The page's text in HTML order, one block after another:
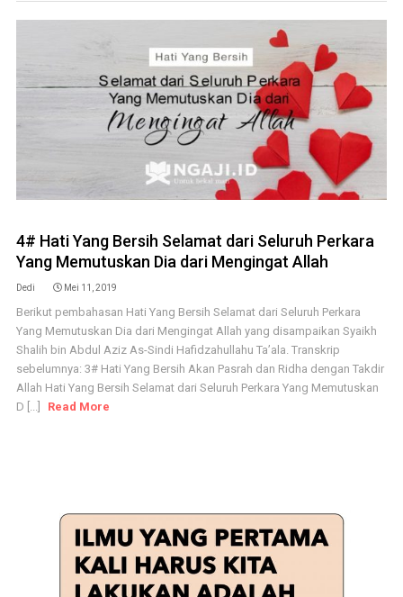
4# Hati Yang Bersih Selamat dari Seluruh Perkara
Yang Memutuskan Dia dari Mengingat Allah
Dedi Mei 11, 2019
Berikut pembahasan Hati Yang Bersih Selamat dari Seluruh Perkara
Yang Memutuskan Dia dari Mengingat Allah yang disampaikan Syaikh
Shalih bin Abdul Aziz As-Sindi Hafidzahullahu Ta’ala. Transkrip
sebelumnya: 3# Hati Yang Bersih Akan Pasrah dan Ridha dengan Takdir
Allah Hati Yang Bersih Selamat dari Seluruh Perkara Yang Memutuskan
D [...]
Read More